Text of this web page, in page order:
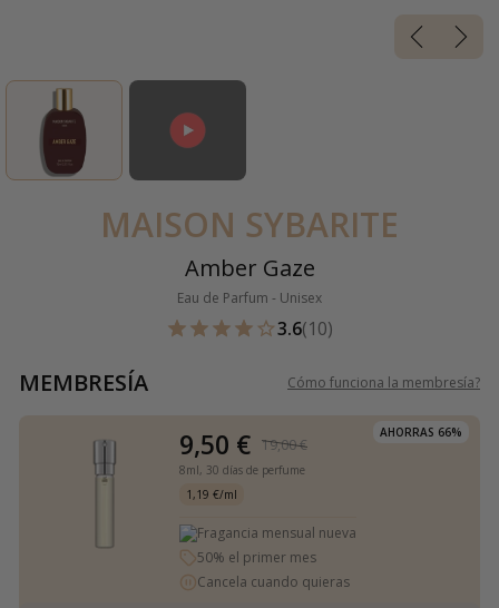
MAISON SYBARITE
Amber Gaze
Eau de Parfum - Unisex
3.6(10)
MEMBRESÍA Cómo funciona la membresía?
AHORRAS 66%
9,50 € 19,00 €
8ml, 30 días de perfume
1,19 €/ml
Fragancia mensual nueva
50% el primer mes
Cancela cuando quieras